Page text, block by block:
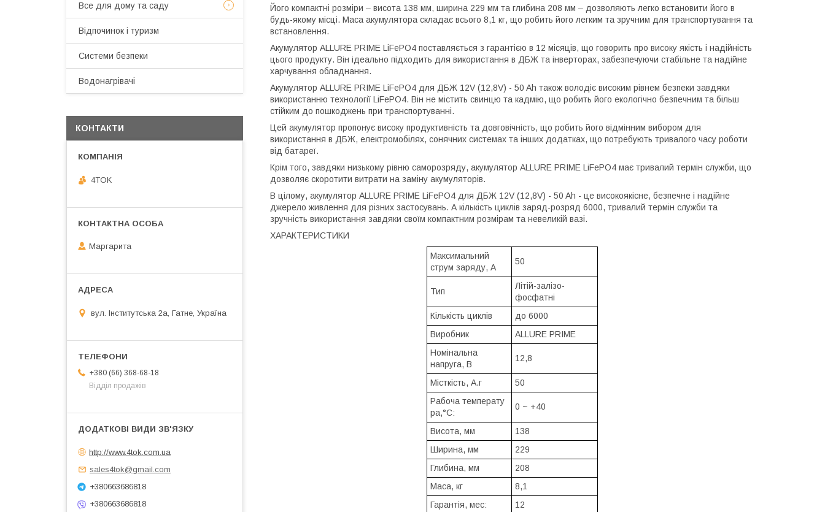
Його компактні розміри – висота 138 мм, ширина 229 мм та глибина 208 мм – дозволяють легко встановити його в
будь-якому місці. Маса акумулятора складає всього 8,1 кг, що робить його легким та зручним для транспортування та
встановлення.
Акумулятор ALLURE PRIME LiFePO4 поставляється з гарантією в 12 місяців, що говорить про високу якість і надійність
цього продукту. Він ідеально підходить для використання в ДБЖ та інверторах, забезпечуючи стабільне та надійне
харчування обладнання.
Акумулятор ALLURE PRIME LiFePO4 для ДБЖ 12V (12,8V) - 50 Ah також володіє високим рівнем безпеки завдяки
використанню технології LiFePO4. Він не містить свинцю та кадмію, що робить його екологічно безпечним та більш
стійким до пошкоджень при транспортуванні.
Цей акумулятор пропонує високу продуктивність та довговічність, що робить його відмінним вибором для
використання в ДБЖ, електромобілях, сонячних системах та інших додатках, що потребують тривалого часу роботи
від батареї.
Крім того, завдяки низькому рівню саморозряду, акумулятор ALLURE PRIME LiFePO4 має тривалий термін служби, що
дозволяє скоротити витрати на заміну акумуляторів.
В цілому, акумулятор ALLURE PRIME LiFePO4 для ДБЖ 12V (12,8V) - 50 Ah - це високоякісне, безпечне і надійне
джерело живлення для різних застосувань. А кількість циклів заряд-розряд 6000, тривалий термін служби та
зручність використання завдяки своїм компактним розмірам та невеликій вазі.
ХАРАКТЕРИСТИКИ
Максимальний
струм заряду, А
50
Тип
Літій-залізо-
фосфатні
Кількість циклів
до 6000
Виробник
ALLURE PRIME
Номінальна
напруга, В
12,8
Місткість, А.г
50
Рабоча температу
ра,°С:
0 ~ +40
Висота, мм
138
Ширина, мм
229
Глибина, мм
208
Маса, кг
8,1
Гарантія, мес:
12
Все для дому та саду
Відпочинок і туризм
Системи безпеки
Водонагрівачі
КОНТАКТИ
4TOK
Маргарита
вул. Інститутська 2а, Гатне, Україна
+380 (66) 368-68-18
Відділ продажів
http://www.4tok.com.ua
sales4tok@gmail.com
+380663686818
+380663686818